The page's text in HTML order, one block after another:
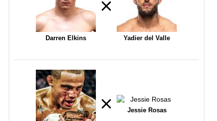
Darren Elkins Yadier del Valle
Jessie Rosas